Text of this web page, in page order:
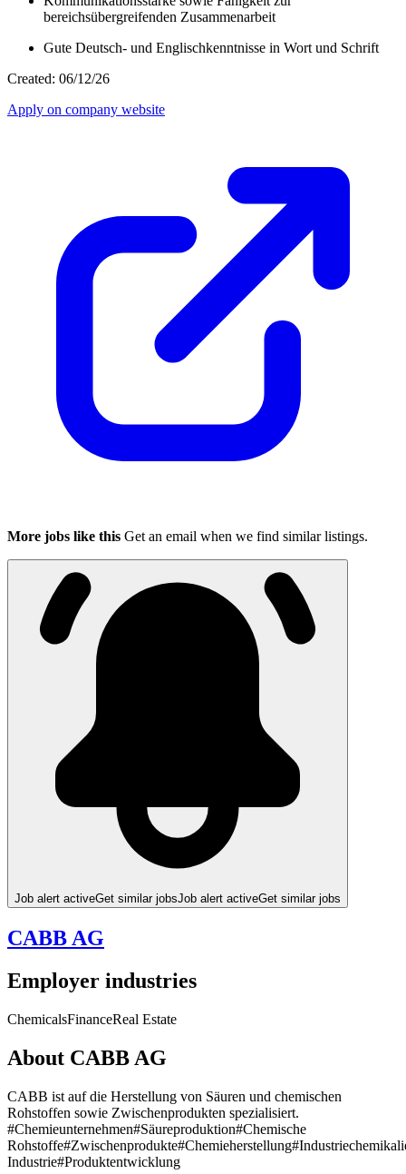
bereichsübergreifenden Zusammenarbeit
Gute Deutsch- und Englischkenntnisse in Wort und Schrift
Created: 06/12/26
Apply on company website
More jobs like this Get an email when we find similar listings.
Job alert activeGet similar jobsJob alert activeGet similar jobs
CABB AG
Employer industries
ChemicalsFinanceReal Estate
About CABB AG
CABB ist auf die Herstellung von Säuren und chemischen
Rohstoffen sowie Zwischenprodukten spezialisiert.
#Chemieunternehmen#Säureproduktion#Chemische
Rohstoffe#Zwischenprodukte#Chemieherstellung
Industrie#Produktentwicklung